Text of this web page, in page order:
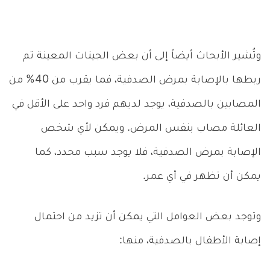
وتُشير الأبحاث أيضاً إلى أن بعض الجينات المعينة تم
ربطها بالإصابة بمرض الصدفية، فما يقرب من 40% من
المصابين بالصدفية، يوجد لديهم فرد واحد على الأقل في
العائلة مصاب بنفس المرض. ويمكن لأي شخص
الإصابة بمرض الصدفية، فلا يوجد سبب محدد، كما
يمكن أن تظهر في أي عمر.
وتوجد بعض العوامل التي يمكن أن تزيد من احتمال
إصابة الأطفال بالصدفية، منها: